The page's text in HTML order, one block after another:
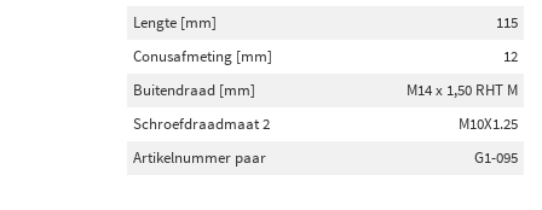
Lengte [mm]
115
Conusafmeting [mm]
12
Buitendraad [mm]
M14 x 1,50 RHT M
Schroefdraadmaat 2
M10X1.25
Artikelnummer paar
G1-095